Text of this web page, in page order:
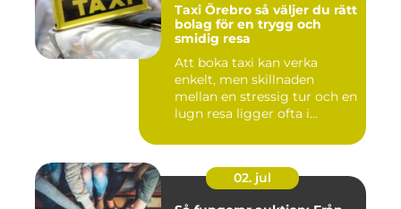
Taxi Örebro så väljer du rätt
bolag för en trygg och
smidig resa
Att boka taxi kan verka
enkelt, men skillnaden
mellan en stressig tur och en
lugn resa ligger ofta i...
02. jul